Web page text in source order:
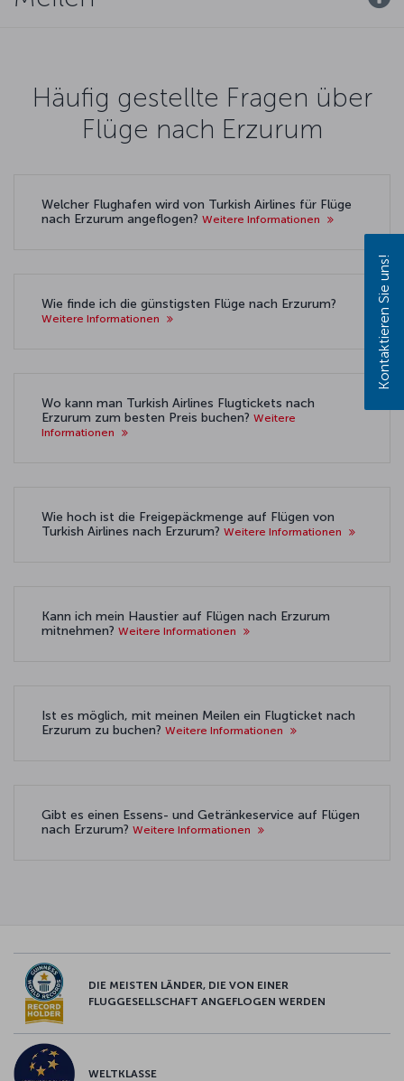
Häufig gestellte Fragen über
Flüge nach Erzurum
Welcher Flughafen wird von Turkish Airlines für Flüge
nach Erzurum angeflogen? Weitere Informationen
Wie finde ich die günstigsten Flüge nach Erzurum?
Weitere Informationen
Wo kann man Turkish Airlines Flugtickets nach
Erzurum zum besten Preis buchen? Weitere
Informationen
Wie hoch ist die Freigepäckmenge auf Flügen von
Turkish Airlines nach Erzurum? Weitere Informationen
Kann ich mein Haustier auf Flügen nach Erzurum
mitnehmen? Weitere Informationen
Ist es möglich, mit meinen Meilen ein Flugticket nach
Erzurum zu buchen? Weitere Informationen
Gibt es einen Essens- und Getränkeservice auf Flügen
nach Erzurum? Weitere Informationen
DIE MEISTEN LÄNDER, DIE VON EINER
FLUGGESELLSCHAFT ANGEFLOGEN WERDEN
WELTKLASSE
Kontaktieren Sie uns!